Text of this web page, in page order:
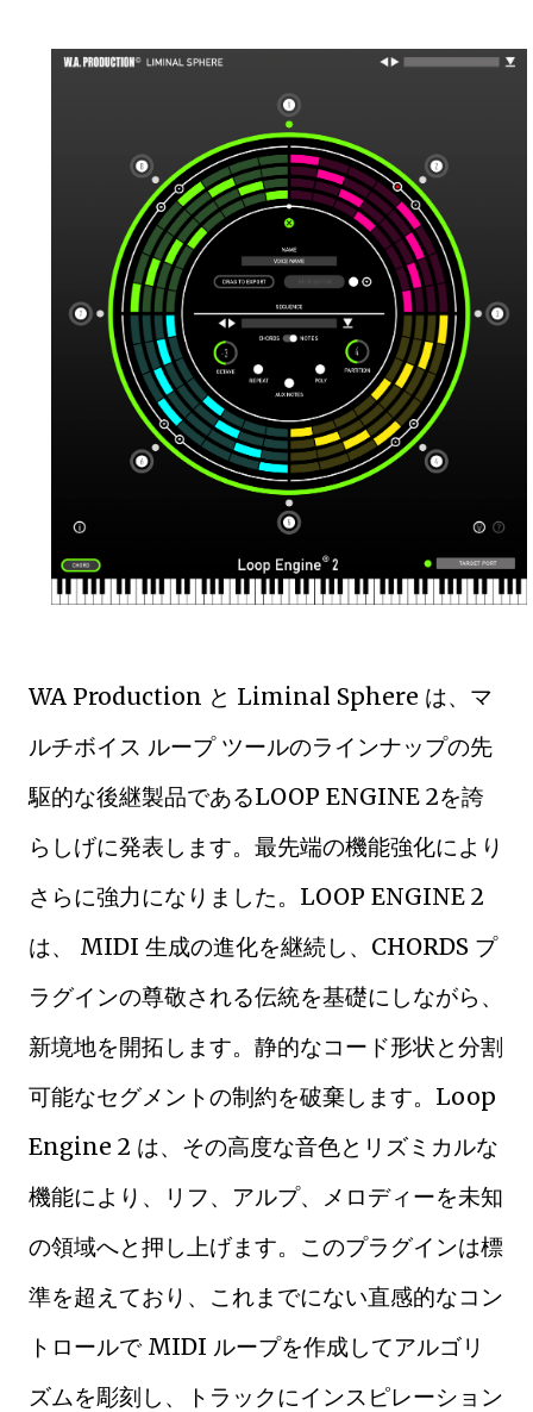
WA Production と Liminal Sphere は、マ
ルチボイス ループ ツールのラインナップの先
駆的な後継製品であるLOOP ENGINE 2を誇
らしげに発表します。最先端の機能強化により
さらに強力になりました。LOOP ENGINE 2
は、 MIDI 生成の進化を継続し、CHORDS プ
ラグインの尊敬される伝統を基礎にしながら、
新境地を開拓します。静的なコード形状と分割
可能なセグメントの制約を破棄します。Loop
Engine 2 は、その高度な音色とリズミカルな
機能により、リフ、アルプ、メロディーを未知
の領域へと押し上げます。このプラグインは標
準を超えており、これまでにない直感的なコン
トロールで MIDI ループを作成してアルゴリ
ズムを彫刻し、トラックにインスピレーション